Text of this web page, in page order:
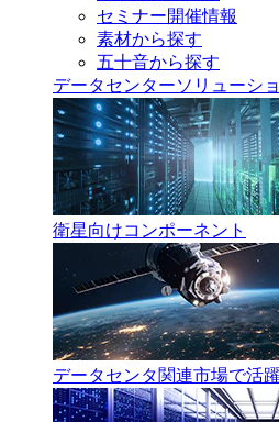
セミナー開催情報
素材から探す
五十音から探す
データセンターソリューシ
衛星向けコンポーネント
データセンタ関連市場で活